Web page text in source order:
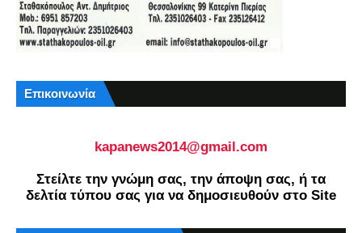
Επικοινωνία
kapanews2014@gmail.com
Στείλτε την γνώμη σας, την άποψη σας, ή τα
δελτία τύπου σας για να δημοσιευθούν στο Site